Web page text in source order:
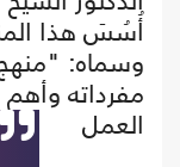
أُسُسَ هذا
وسماه:
مفرداته وأهم
العمل